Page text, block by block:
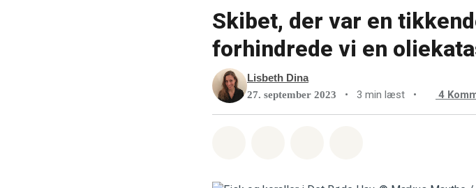
Skibet, der var en
forhindrede vi en
Lisbeth Dina
27. september 2023 • 3 min læst • 4